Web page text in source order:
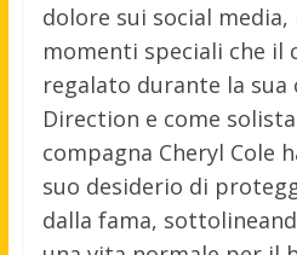
dolore sui social
momenti speciali che il
regalato durante la sua
Direction e come
compagna Cheryl Cole
suo desiderio di
dalla fama,